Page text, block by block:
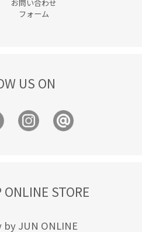
お問い合わせ
フォーム
US ON
STORE
JUN ONLINE